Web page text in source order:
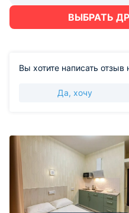
ВЫБРАТЬ
Вы хотите написать отзыв
Да, хочу